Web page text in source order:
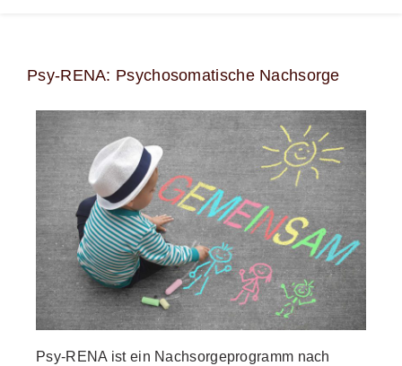
Psy-RENA: Psychosomatische Nachsorge
Psy-RENA ist ein Nachsorgeprogramm nach